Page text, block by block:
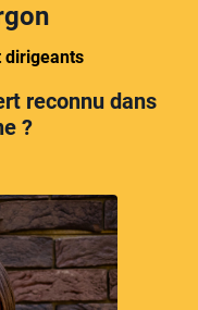
dirigeants
reconnu dans
?